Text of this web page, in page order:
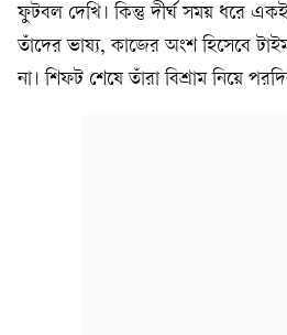
ফুটবল দেখি। কিন্তু দীর্ঘ সময় ধরে একই
তাঁদের ভাষ্য, কাজের অংশ হিসেবে
না। শিফট শেষে তাঁরা বিশ্রাম নিয়ে